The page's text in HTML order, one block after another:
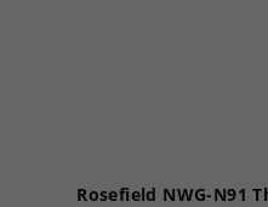
Rosefield NWG-N91